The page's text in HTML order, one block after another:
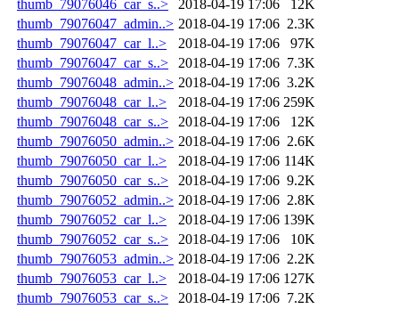
thumb_79076046_car_s..>
2018-04-19 17:06
12K
thumb_79076047_admin..> 2018-04-19 17:06 2.3K
thumb_79076047_car_l..>
2018-04-19 17:06
97K
thumb_79076047_car_s..>
2018-04-19 17:06 7.3K
thumb_79076048_admin..> 2018-04-19 17:06 3.2K
thumb_79076048_car_l..>
2018-04-19 17:06 259K
thumb_79076048_car_s..>
2018-04-19 17:06
12K
thumb_79076050_admin..> 2018-04-19 17:06 2.6K
thumb_79076050_car_l..>
2018-04-19 17:06 114K
thumb_79076050_car_s..>
2018-04-19 17:06 9.2K
thumb_79076052_admin..> 2018-04-19 17:06 2.8K
thumb_79076052_car_l..>
2018-04-19 17:06 139K
thumb_79076052_car_s..>
2018-04-19 17:06
10K
thumb_79076053_admin..> 2018-04-19 17:06 2.2K
thumb_79076053_car_l..>
2018-04-19 17:06 127K
thumb_79076053_car_s..>
2018-04-19 17:06 7.2K